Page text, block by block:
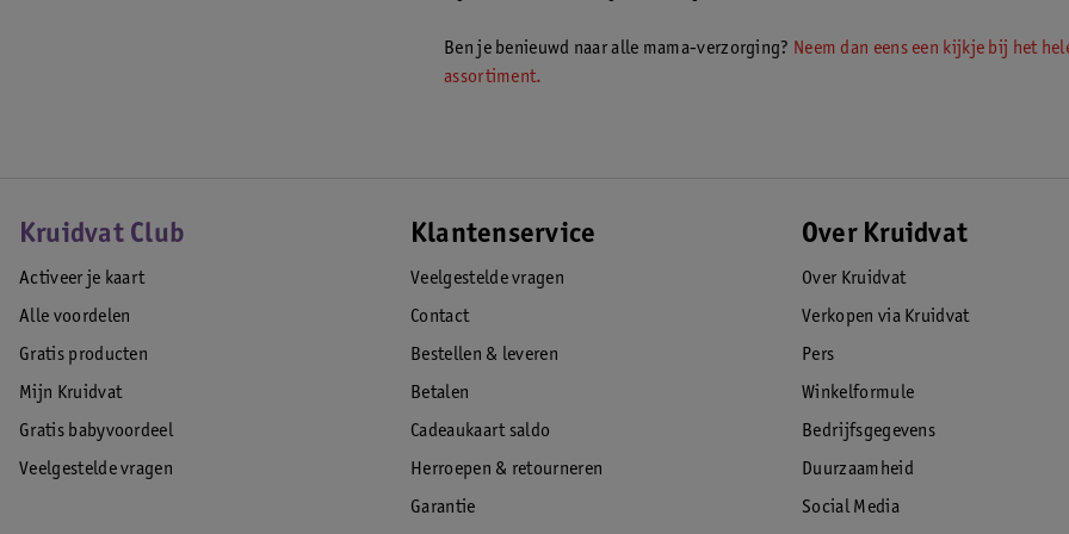
Ben je benieuwd naar alle mama-verzorging? Neem dan eens een kijkje bij het
assortiment.
Kruidvat Club
Activeer je kaart
Alle voordelen
Gratis producten
Mijn Kruidvat
Gratis babyvoordeel
Veelgestelde vragen
Klantenservice
Veelgestelde vragen
Contact
Bestellen & leveren
Betalen
Cadeaukaart saldo
Herroepen & retourneren
Garantie
Over Kruidvat
Over Kruidvat
Verkopen via Kruidvat
Pers
Winkelformule
Bedrijfsgegevens
Duurzaamheid
Social Media